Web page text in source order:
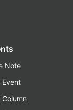
Note
Event
Column